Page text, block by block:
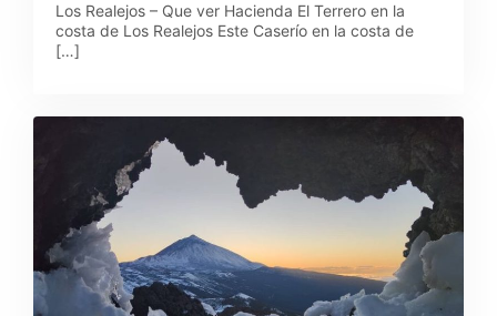
Los Realejos – Que ver Hacienda El Terrero en la
costa de Los Realejos Este Caserío en la costa de
[…]